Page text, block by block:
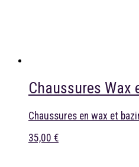
Chaussures Wax
Chaussures en wax et
35,00 €